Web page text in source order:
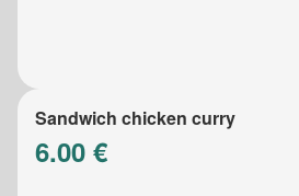
Sandwich chicken curry
6.00 €